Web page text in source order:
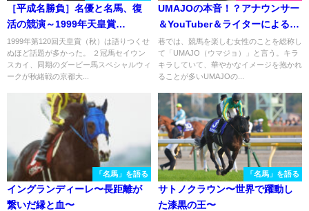
［平成名勝負］名優と名馬、復
活の競演～1999年天皇賞
（秋）・スペシャルウィーク、
ステイゴールド～
1999年第120回天皇賞（秋）は語りつくせ
ぬほど話題が多かった。 ２冠馬セイウン
スカイ、同期のダービー馬スペシャルウィ
ークが秋緒戦の京都大...
UMAJOの本音！？アナウンサー
＆YouTuber＆ライターによる女
性座談会！
巷では、競馬を楽しむ女性のことを総称し
て「UMAJO（ウマジョ）」と言う。キラ
キラしていて、華やかなイメージを抱かれ
ることが多いUMAJOの...
「名馬」を語る
イングランディーレ〜長距離が
繋いだ縁と血〜
「名馬」を語る
サトノクラウン〜世界で躍動し
た漆黒の王〜